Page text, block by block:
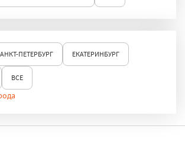
ПЕТЕРБУРГ ЕКАТЕРИНБУРГ
ВСЕ